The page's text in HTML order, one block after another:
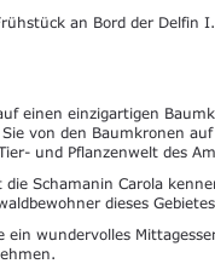
an Bord der Delfin I.
einen einzigartigen
von den Baumkronen
und Pflanzenwelt des
die Schamanin Carola
dieses
wundervolles